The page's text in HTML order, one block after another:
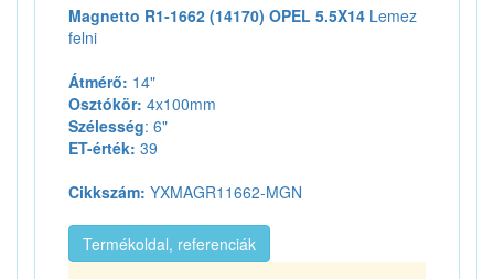
Magnetto R1-1662 (14170) OPEL 5.5X14 Lemez
felni
Átmérő: 14"
Osztókör: 4x100mm
Szélesség: 6"
ET-érték: 39
Cikkszám: YXMAGR11662-MGN
Termékoldal, referenciák